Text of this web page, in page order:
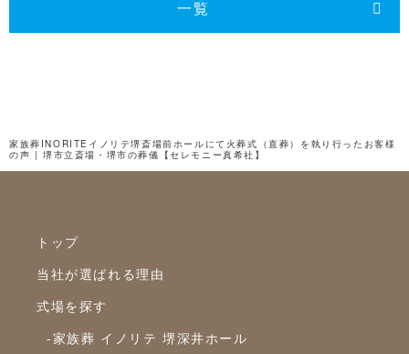
2024年5月
2024年4月
2024年2月
2024年1月
2023年12月
2023年11月
一覧
家族葬INORITEイノリテ堺斎場前ホールにて火葬式（直葬）を執り行ったお客様
の声 | 堺市立斎場・堺市の葬儀【セレモニー真希社】
トップ
当社が選ばれる理由
式場を探す
-家族葬 イノリテ 堺深井ホール